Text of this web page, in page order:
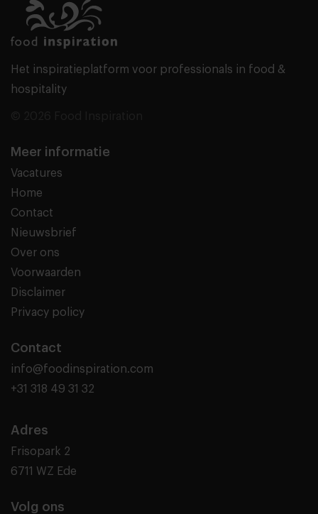
Het inspiratieplatform voor professionals in food &
hospitality
Meer informatie
Vacatures
Home
Contact
Nieuwsbrief
Over ons
Voorwaarden
Disclaimer
Privacy policy
Contact
info@foodinspiration.com
+31 318 49 31 32
Adres
Frisopark 2
6711 WZ Ede
Volg ons